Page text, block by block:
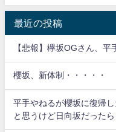
最近の投稿
【悲報】欅坂OGさん、
櫻坂、新体制・・・・・
平手やねるが櫻坂に復帰
と思うけど日向坂だったら